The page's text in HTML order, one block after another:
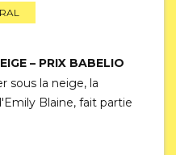
– PRIX BABELIO
sous la neige, la
Blaine, fait partie